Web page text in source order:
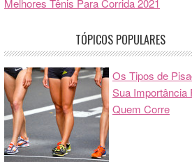
Melhores Tênis Para Corrida 2021
TÓPICOS POPULARES
Os Tipos de
Sua Importância
Quem Corre